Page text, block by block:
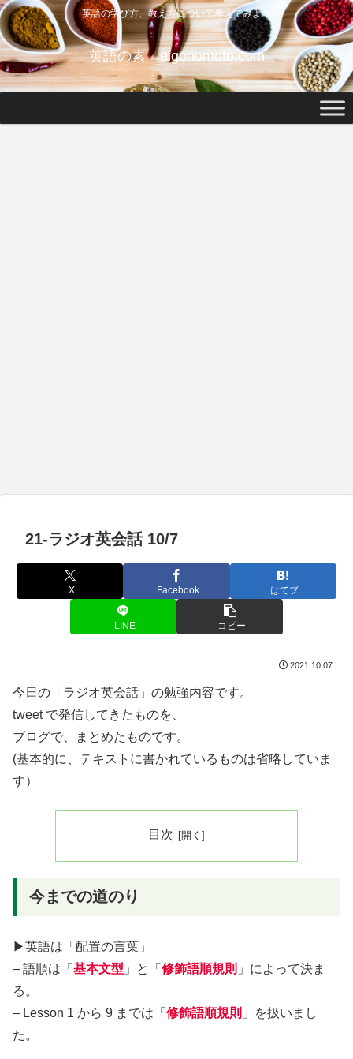
英語の学び方、教え方について考えてみよう
英語の素 eigonomoto.com
21-ラジオ英会話 10/7
X Facebook はてブ
LINE コピー
2021.10.07
今日の「ラジオ英会話」の勉強内容です。
tweet で発信してきたものを、
ブログで、まとめたものです。
(基本的に、テキストに書かれているものは省略していま
す）
目次
今までの道のり
▶︎英語は「配置の言葉」
– 語順は「 基本文型 」と「 修飾語順規則 」によって決ま
る。
– Lesson 1 から 9 までは「 修飾語順規則 」を扱いまし
た。